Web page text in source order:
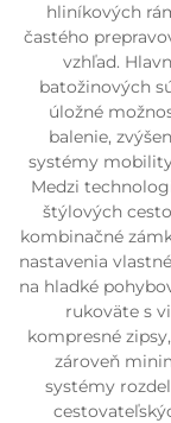
hliníkových
častého
vzhľad.
batožinových
úložné
balenie,
systémy
Medzi
štýlových
kombinačné
nastavenia
na hladké
rukoväte s
kompresné
zároveň
systémy